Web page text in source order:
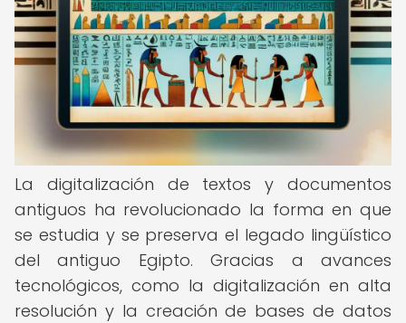
La digitalización de textos y documentos
antiguos ha revolucionado la forma en que
se estudia y se preserva el legado lingüístico
del antiguo Egipto. Gracias a avances
tecnológicos, como la digitalización en alta
resolución y la creación de bases de datos